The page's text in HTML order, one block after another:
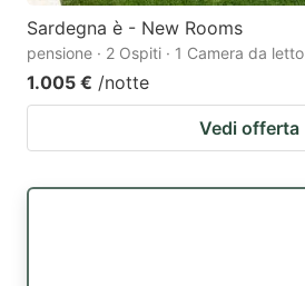
Sardegna è - New Rooms
pensione · 2 Ospiti · 1 Camera da letto
1.005 € /notte
Vedi offerta